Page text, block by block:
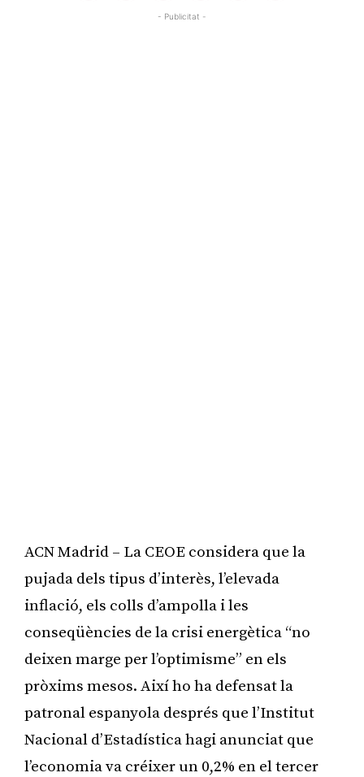
- Publicitat -
ACN Madrid – La CEOE considera que la
pujada dels tipus d’interès, l’elevada
inflació, els colls d’ampolla i les
conseqüències de la crisi energètica “no
deixen marge per l’optimisme” en els
pròxims mesos. Així ho ha defensat la
patronal espanyola després que l’Institut
Nacional d’Estadística hagi anunciat que
l’economia va créixer un 0,2% en el tercer